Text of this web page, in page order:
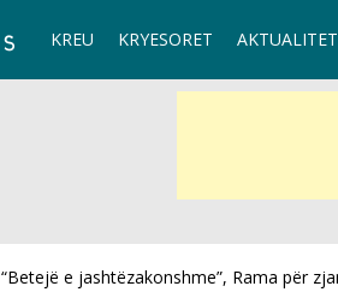
KREU KRYESORET AKTUALITET
Situatë alarmante në Krujë, Lamallari dhe